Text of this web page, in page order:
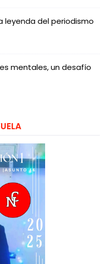
leyenda del periodismo
mentales, un desafío